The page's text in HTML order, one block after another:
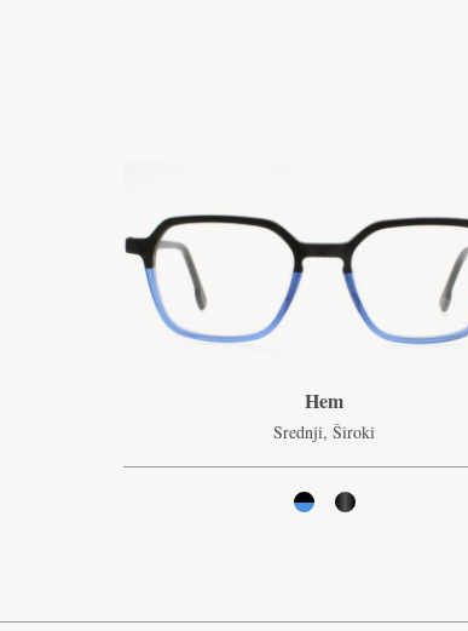
Hem
Srednji, Široki